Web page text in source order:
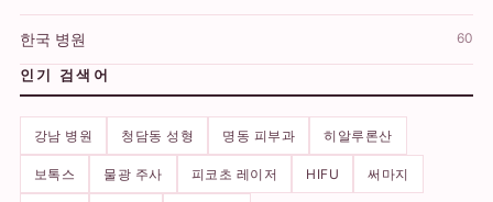
한국 병원 60
인기 검색어
강남 병원 청담동 성형 명동 피부과 히알루론산
보톡스 물광 주사 피코초 레이저 HIFU 써마지